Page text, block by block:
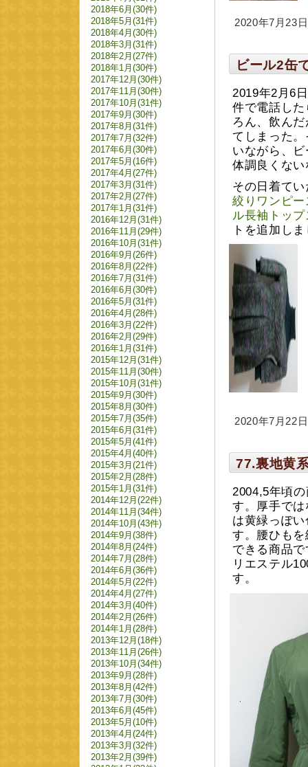
2020年7月23
ビール2缶
2019年2月6
件で電話し
ろん、飲ん
てしまった
いながら、
体調良くな
その日着て
絞りワンピー
ル長袖トップ
トを追加し
2020年7月22
77.裏地黄
2004,5年頃
す。厚手で
は黄緑っぽ
す。腰ひも
できる商品
リエステル
す。
2018年6月(30件)
2018年5月(31件)
2018年4月(30件)
2018年3月(31件)
2018年2月(27件)
2018年1月(30件)
2017年12月(30件)
2017年11月(30件)
2017年10月(31件)
2017年9月(30件)
2017年8月(31件)
2017年7月(32件)
2017年6月(30件)
2017年5月(16件)
2017年4月(27件)
2017年3月(31件)
2017年2月(27件)
2017年1月(31件)
2016年12月(31件)
2016年11月(29件)
2016年10月(31件)
2016年9月(26件)
2016年8月(22件)
2016年7月(31件)
2016年6月(30件)
2016年5月(31件)
2016年4月(28件)
2016年3月(22件)
2016年2月(29件)
2016年1月(31件)
2015年12月(31件)
2015年11月(30件)
2015年10月(31件)
2015年9月(30件)
2015年8月(30件)
2015年7月(35件)
2015年6月(31件)
2015年5月(41件)
2015年4月(40件)
2015年3月(21件)
2015年2月(28件)
2015年1月(31件)
2014年12月(22件)
2014年11月(34件)
2014年10月(43件)
2014年9月(38件)
2014年8月(24件)
2014年7月(28件)
2014年6月(36件)
2014年5月(22件)
2014年4月(27件)
2014年3月(40件)
2014年2月(26件)
2014年1月(28件)
2013年12月(18件)
2013年11月(26件)
2013年10月(34件)
2013年9月(28件)
2013年8月(42件)
2013年7月(30件)
2013年6月(45件)
2013年5月(10件)
2013年4月(24件)
2013年3月(32件)
2013年2月(39件)